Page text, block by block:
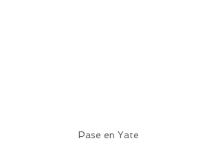
Pase en Yate